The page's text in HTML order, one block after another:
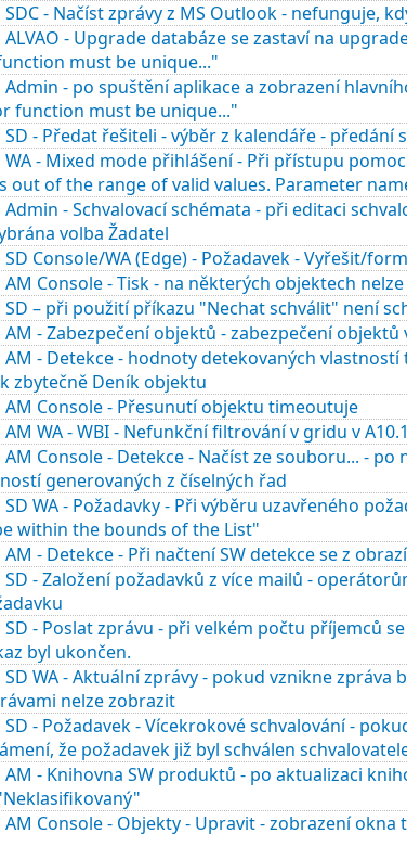
SDC - Načíst zprávy z MS Outlook - nefunguje,
ALVAO - Upgrade databáze se zastaví na
must be unique..."
Admin - po spuštění aplikace a zobrazení
function must be unique..."
SD - Předat řešiteli - výběr z kalendáře - předání
WA - Mixed mode přihlášení - Při přístupu
out of the range of valid values. Parameter
Admin - Schvalovací schémata - při editaci
volba Žadatel
SD Console/WA (Edge) - Požadavek - Vyřešit/
AM Console - Tisk - na některých objektech
SD – při použití příkazu "Nechat schválit" není
AM - Zabezpečení objektů - zabezpečení
AM - Detekce - hodnoty detekovaných
zbytečně Deník objektu
AM Console - Přesunutí objektu timeoutuje
AM WA - WBI - Nefunkční filtrování v gridu v A10.1
AM Console - Detekce - Načíst ze souboru... -
generovaných z číselných řad
SD WA - Požadavky - Při výběru uzavřeného
within the bounds of the List"
AM - Detekce - Při načtení SW detekce se z
SD - Založení požadavků z více mailů -
SD - Poslat zprávu - při velkém počtu příjemců
byl ukončen.
SD WA - Aktuální zprávy - pokud vznikne
nelze zobrazit
SD - Požadavek - Vícekrokové schvalování -
že požadavek již byl schválen
AM - Knihovna SW produktů - po aktualizaci
AM Console - Objekty - Upravit - zobrazení